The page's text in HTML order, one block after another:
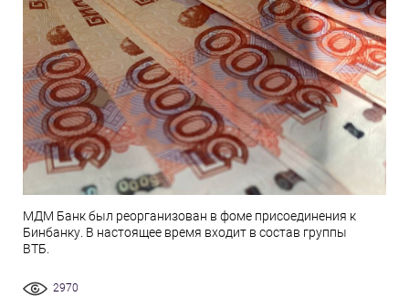
МДМ Банк был реорганизован в фоме присоединения к
Бинбанку. В настоящее время входит в состав группы
ВТБ.
2970